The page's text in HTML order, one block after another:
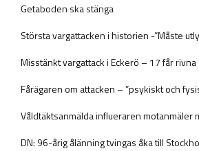
Getaboden ska stänga
Största vargattacken i historien -”Måste
Misstänkt vargattack i Eckerö – 17 får rivna
Fårägaren om attacken – ”psykiskt och
Våldtäktsanmälda influeraren motanmäler
DN: 96-årig ålänning tvingas åka till